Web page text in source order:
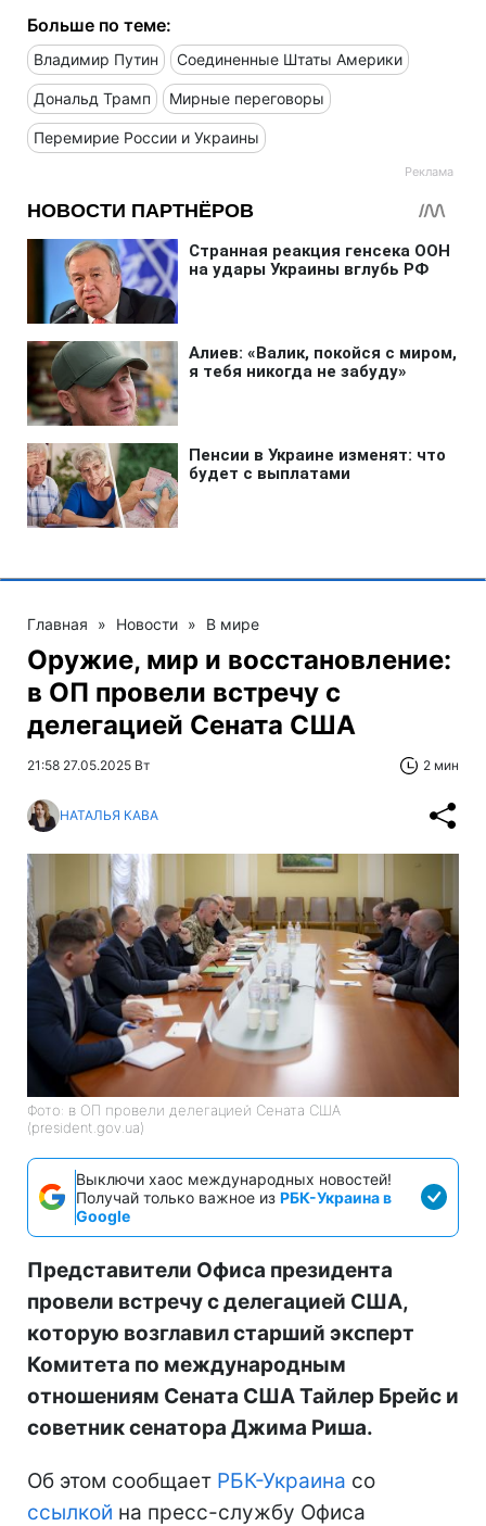
Больше по теме:
Владимир Путин Соединенные Штаты Америки
Дональд Трамп Мирные переговоры
Перемирие России и Украины
Главная » Новости » В мире
Оружие, мир и восстановление:
в ОП провели встречу с
делегацией Сената США
21:58 27.05.2025 Вт 2 мин
НАТАЛЬЯ КАВА
Фото: в ОП провели делегацией Сената США
(president.gov.ua)
Выключи хаос международных новостей!
Получай только важное из РБК-Украина в
Google
Представители Офиса президента
провели встречу с делегацией США,
которую возглавил старший эксперт
Комитета по международным
отношениям Сената США Тайлер Брейс и
советник сенатора Джима Риша.
Об этом сообщает РБК-Украина со
ссылкой на пресс-службу Офиса